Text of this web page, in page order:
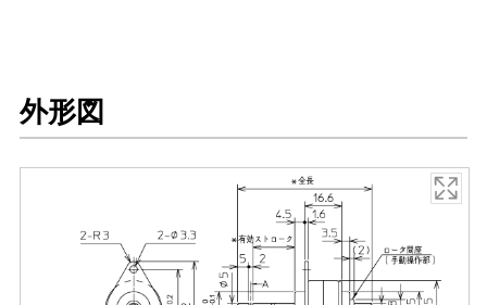
外形図